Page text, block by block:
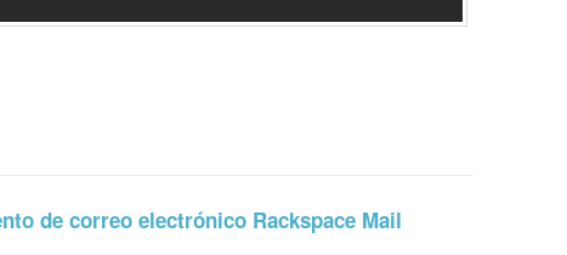
de correo electrónico Rackspace Mail